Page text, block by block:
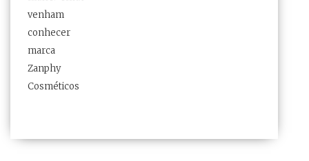
venham
conhecer
marca
Zanphy
Cosméticos